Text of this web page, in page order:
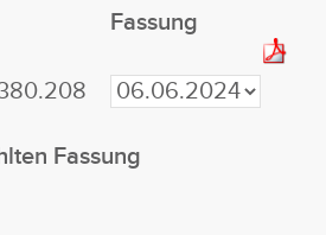
Fassung
Fassung